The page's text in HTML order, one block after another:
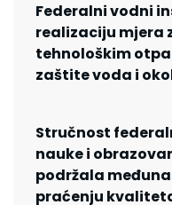
Federalni vodni
realizaciju mjera
tehnološkim
zaštite voda i
Stručnost
nauke i
podržala
praćenju